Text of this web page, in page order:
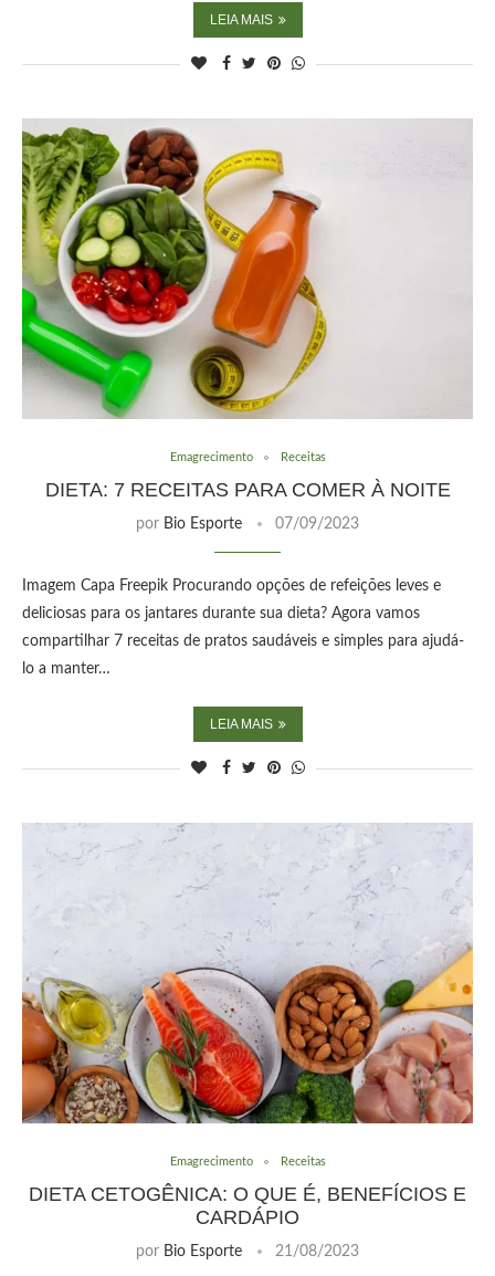
LEIA MAIS
Emagrecimento Receitas
DIETA: 7 RECEITAS PARA COMER À NOITE
por Bio Esporte 07/09/2023
Imagem Capa Freepik Procurando opções de refeições leves e
deliciosas para os jantares durante sua dieta? Agora vamos
compartilhar 7 receitas de pratos saudáveis ​​e simples para ajudá-
lo a manter…
LEIA MAIS
Emagrecimento Receitas
DIETA CETOGÊNICA: O QUE É, BENEFÍCIOS E
CARDÁPIO
por Bio Esporte 21/08/2023